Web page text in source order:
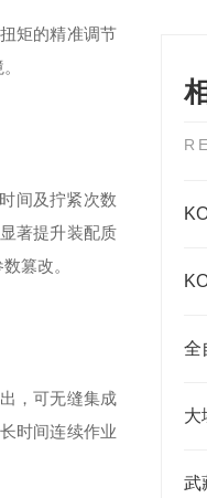
矩的精准调节
间及拧紧次数
著提升装配质
篡改。
，可无缝集成
时间连续作业